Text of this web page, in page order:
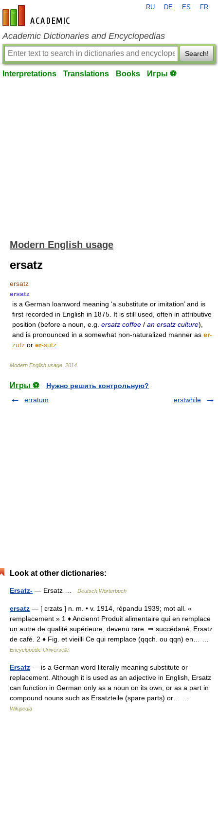
en-academic.com
RU DE ES FR
Academic Dictionaries and Encyclopedias
Search!
Interpretations Translations Books Игры ⚽
Modern English usage
ersatz
ersatz
ersatz
is a German loanword meaning ‘a substitute or imitation’ and is
first recorded in English in 1875. It is still used, often in attributive
position (before a noun, e.g. ersatz coffee / an ersatz culture),
and is pronounced in a somewhat non-naturalized manner as er-
zutz or er-sutz
Modern English usage 2014
Игры ⚽
Нужно решить контрольную?
erratum
erstwhile
Look at other dictionaries:
Ersatz- — Ersatz … Deutsch Wörterbuch
ersatz — [ ɛrzats ] n. m. • v. 1914, répandu 1939; mot all. «
remplacement » 1 ♦ Anciennt Produit alimentaire qui en remplace
un autre de qualité supérieure, devenu rare. ⇒ succédané. Ersatz
de café. 2 ♦ Fig. et vieilli Ce qui remplace (qqch. ou qqn) en… …
Encyclopédie Universelle
Ersatz — is a German word literally meaning substitute or
replacement. Although it is used as an adjective in English, Ersatz
can function in German only as a noun on its own, or as a part in
compound nouns such as Ersatzteile (spare parts) or… …
Wikipedia